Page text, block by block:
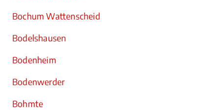
Bochum Wattenscheid
Bodelshausen
Bodenheim
Bodenwerder
Bohmte